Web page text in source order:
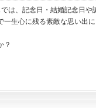
は、記念日・結婚記念日
一生心に残る素敵な思い出
？